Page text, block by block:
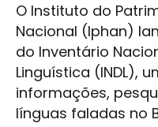
O Instituto do
Nacional (Iphan)
do Inventário
Linguística (INDL),
informações,
línguas faladas no